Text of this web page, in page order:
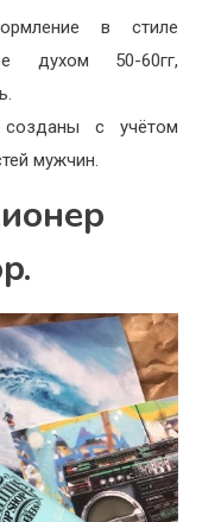
в стиле
духом 50-60гг,
с учётом
мужчин.